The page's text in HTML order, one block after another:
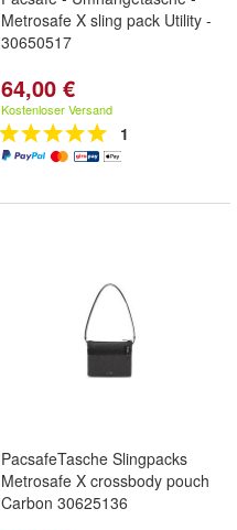
Metrosafe X sling pack Utility -
30650517
64,00 €
Kostenloser Versand
1
PacsafeTasche Slingpacks
Metrosafe X crossbody pouch
Carbon 30625136